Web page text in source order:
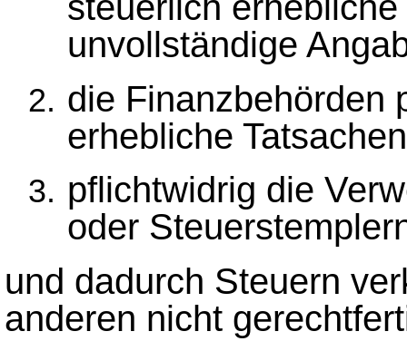
unvollständige
die Finanzbehörden
erhebliche
pflichtwidrig die
oder
und dadurch Steuern
anderen nicht